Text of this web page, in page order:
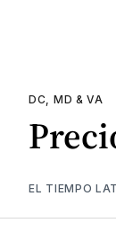
DC, MD & VA
EL TIEMPO